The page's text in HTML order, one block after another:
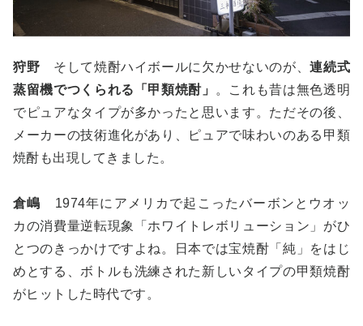
狩野 そして焼酎ハイボールに欠かせないのが、連続式
蒸留機でつくられる「甲類焼酎」 。これも昔は無色透明
でピュアなタイプが多かったと思います。ただその後、
メーカーの技術進化があり、ピュアで味わいのある甲類
焼酎も出現してきました。
倉嶋 1974年にアメリカで起こったバーボンとウオッ
カの消費量逆転現象「ホワイトレボリューション」がひ
とつのきっかけですよね。日本では宝焼酎「純」をはじ
めとする、ボトルも洗練された新しいタイプの甲類焼酎
がヒットした時代です。